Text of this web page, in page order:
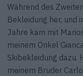
Während des
Bekleidung her, und
Jahre kam mit
meinem Onkel
Skibekleidung dazu.
meinem Bruder